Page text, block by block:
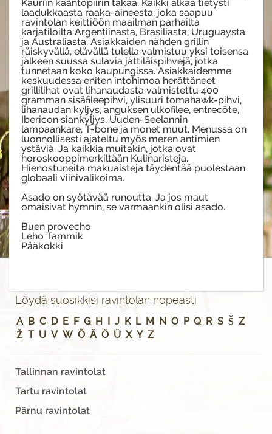
Kauriin kääntöpiirin takaa. Kaikki alkaa tietysti
laadukkaasta raaka-aineesta, joka saapuu
ravintolan keittiöön maailman parhailta
karjatiloilta Argentiinasta, Brasiliasta, Uruguaysta
ja Australiasta. Asiakkaiden nähden grillin
räiskyvällä, elävällä tulella valmistuu yksi toisensa
jälkeen suussa sulavia jättiläispihvejä, jotka
tunnetaan koko kaupungissa. Asiakkaidemme
keskuudessa eniten intohimoa herättäneet
grillilihat ovat lihanaudasta valmistettu 400
gramman sisäfileepihvi, ylisuuri tomahawk-pihvi,
lihanaudan kyljys, anguksen ulkofilee, entrecôte,
Ibericon siankyljys, Uuden-Seelannin
lampaankare, T-bone ja monet muut. Menussa on
luonnollisesti ajateltu myös meren antimien
ystäviä. Ja kaikkia muitakin, jotka ovat
horoskooppimerkiltään Kulinaristeja.
Hienostuneita makuaisteja täydentää puolestaan
globaali viinivalikoima.
Asado on syötävää runoutta. Ja jos maut
omaisivat hymnin, se varmaankin olisi asado.
Buen provecho
Leho Tammik
Pääkokki
Löydä suosikkisi ravintolan nopeasti
A B C D E F G H J K L M N O P Q R S Š Z
Ž T U V W Õ Ä Ö Ü X Y Z
Tallinnan ravintolat
Tartu ravintolat
Pärnu ravintolat